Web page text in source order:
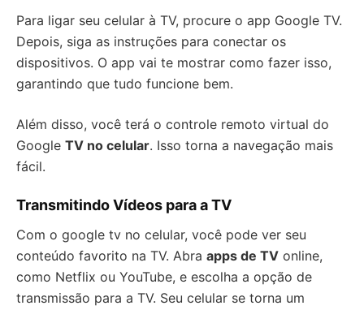
Para ligar seu celular à TV, procure o app Google TV.
Depois, siga as instruções para conectar os
dispositivos. O app vai te mostrar como fazer isso,
garantindo que tudo funcione bem.
Além disso, você terá o controle remoto virtual do
Google TV no celular. Isso torna a navegação mais
fácil.
Transmitindo Vídeos para a TV
Com o google tv no celular, você pode ver seu
conteúdo favorito na TV. Abra apps de TV online,
como Netflix ou YouTube, e escolha a opção de
transmissão para a TV. Seu celular se torna um